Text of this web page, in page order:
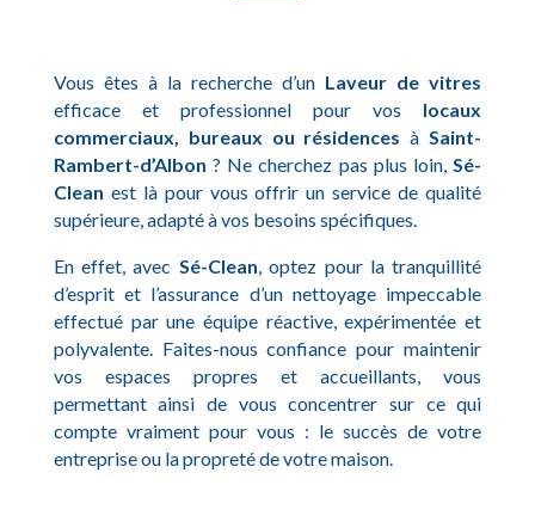
Vous êtes à la recherche d’un Laveur de vitres
efficace et professionnel pour vos locaux
commerciaux, bureaux ou résidences à Saint-
Rambert-d’Albon ? Ne cherchez pas plus loin, Sé-
Clean est là pour vous offrir un service de qualité
supérieure, adapté à vos besoins spécifiques.
En effet, avec Sé-Clean , optez pour la tranquillité
d’esprit et l’assurance d’un nettoyage impeccable
effectué par une équipe réactive, expérimentée et
polyvalente. Faites-nous confiance pour maintenir
vos espaces propres et accueillants, vous
permettant ainsi de vous concentrer sur ce qui
compte vraiment pour vous : le succès de votre
entreprise ou la propreté de votre maison.